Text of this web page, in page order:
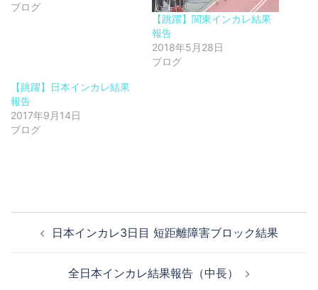
ブログ
【跳躍】関東インカレ結果
報告
2018年5月28日
ブログ
【跳躍】日本インカレ結果
報告
2017年9月14日
ブログ
日本インカレ3日目 短距離障害ブロック結果
全日本インカレ結果報告（中長）